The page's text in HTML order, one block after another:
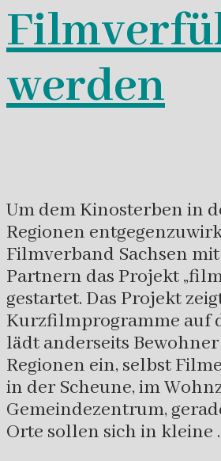
werden
Um dem Kinosterben in
Regionen
Filmverband Sachsen
Partnern das Projekt
gestartet. Das Projekt
Kurzfilmprogramme auf
lädt anderseits
Regionen ein, selbst
in der Scheune, im
Gemeindezentrum,
Orte sollen sich in kleine